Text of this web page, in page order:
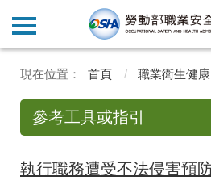
首頁 職業衛生健康
參考工具或指引